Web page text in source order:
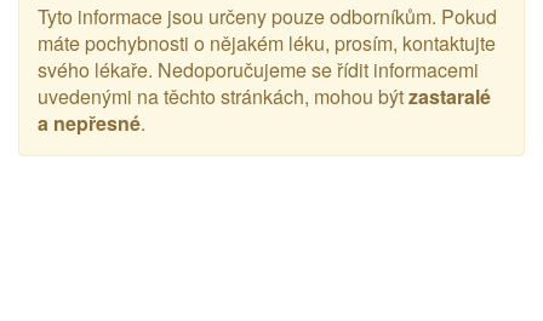
Tyto informace jsou určeny pouze odborníkům. Pokud
máte pochybnosti o nějakém léku, prosím, kontaktujte
svého lékaře. Nedoporučujeme se řídit informacemi
uvedenými na těchto stránkách, mohou býtzastaralé
a nepřesné.